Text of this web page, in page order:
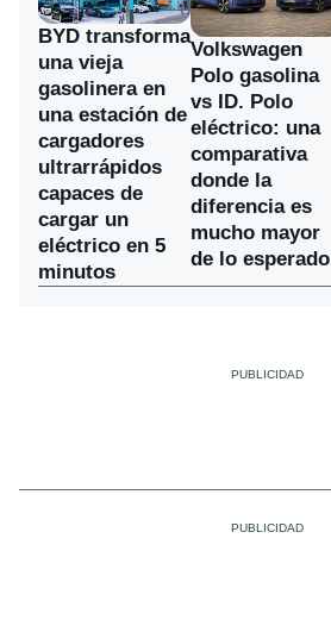
BYD transforma
una vieja
gasolinera en
una estación de
cargadores
ultrarrápidos
capaces de
cargar un
eléctrico en 5
minutos
Volkswagen
Polo gasolina
vs ID. Polo
eléctrico: una
comparativa
donde la
diferencia es
mucho mayor
de lo esperado